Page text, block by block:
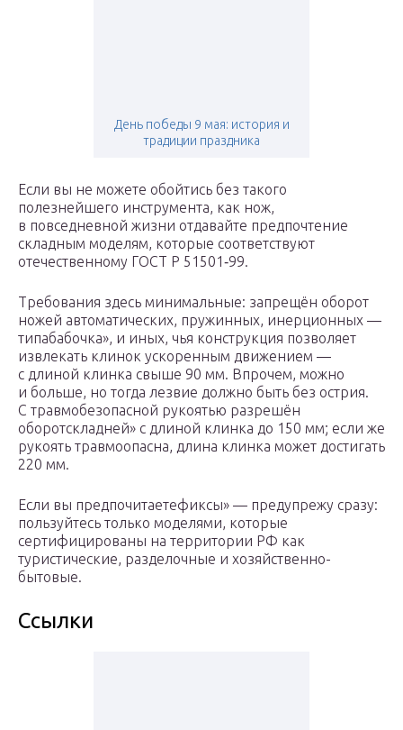
День победы 9 мая: история и
традиции праздника
Если вы не можете обойтись без такого
полезнейшего инструмента, как нож,
в повседневной жизни отдавайте предпочтение
складным моделям, которые соответствуют
отечественному ГОСТ Р 51501‑99.
Требования здесь минимальные: запрещён оборот
ножей автоматических, пружинных, инерционных —
типабабочка», и иных, чья конструкция позволяет
извлекать клинок ускоренным движением —
с длиной клинка свыше 90 мм. Впрочем, можно
и больше, но тогда лезвие должно быть без острия.
С травмобезопасной рукоятью разрешён
оборотскладней» с длиной клинка до 150 мм; если же
рукоять травмоопасна, длина клинка может достигать
220 мм.
Если вы предпочитаетефиксы» — предупрежу сразу:
пользуйтесь только моделями, которые
сертифицированы на территории РФ как
туристические, разделочные и хозяйственно-
бытовые.
Ссылки